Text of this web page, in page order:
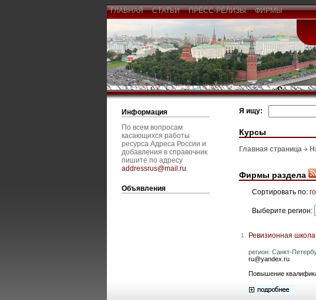
ГЛАВНАЯ СТАТЬИ ПРЕСС-РЕЛИЗЫ ФИРМЫ
Информация
По всем вопросам
касающихся работы
ресурса Адреса России и
добавления в справочник
пишите по адресу
addressrus@mail.ru.
Объявления
Я ищу:
Курсы
Главная страница
Фирмы раздела
Сортировать по:
Выберите регион:
1. Ревизионная
регион: Санкт-
ru@yandex.ru
Повышение